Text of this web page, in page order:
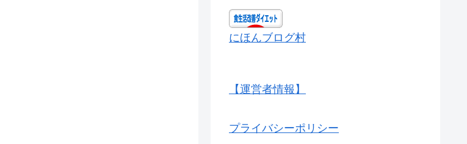
にほんブログ村
【運営者情報】
プライバシーポリシー